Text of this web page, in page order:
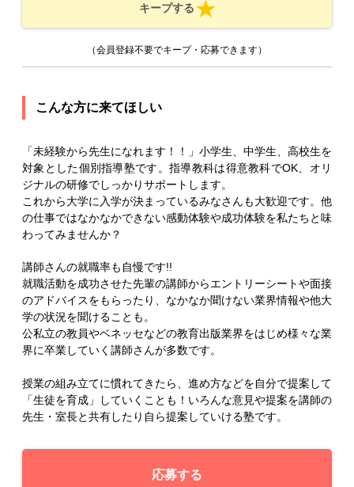
キープする
（会員登録不要でキープ・応募できます）
こんな方に来てほしい
「未経験から先生になれます！！」小学生、中学生、高校生を
対象とした個別指導塾です。指導教科は得意教科でOK、オリ
ジナルの研修でしっかりサポートします。
これから大学に入学が決まっているみなさんも大歓迎です。他
の仕事ではなかなかできない感動体験や成功体験を私たちと味
わってみませんか？
講師さんの就職率も自慢です!!
就職活動を成功させた先輩の講師からエントリーシートや面接
のアドバイスをもらったり、なかなか聞けない業界情報や他大
学の状況を聞けることも。
公私立の教員やベネッセなどの教育出版業界をはじめ様々な業
界に卒業していく講師さんが多数です。
授業の組み立てに慣れてきたら、進め方などを自分で提案して
「生徒を育成」していくことも！いろんな意見や提案を講師の
先生・室長と共有したり自ら提案していける塾です。
応募する